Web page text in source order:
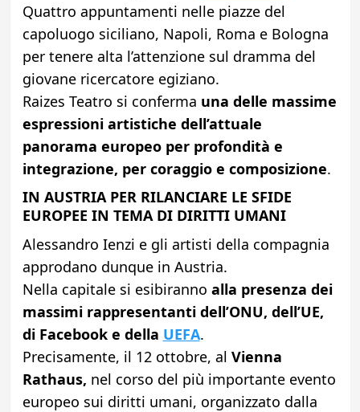
Quattro appuntamenti nelle piazze del
capoluogo siciliano, Napoli, Roma e Bologna
per tenere alta l’attenzione sul dramma del
giovane ricercatore egiziano.
Raizes Teatro si conferma una delle massime
espressioni artistiche dell’attuale
panorama europeo per profondità e
integrazione, per coraggio e composizione.
IN AUSTRIA PER RILANCIARE LE SFIDE
EUROPEE IN TEMA DI DIRITTI UMANI
Alessandro Ienzi e gli artisti della compagnia
approdano dunque in Austria.
Nella capitale si esibiranno alla presenza dei
massimi rappresentanti dell’ONU, dell’UE,
di Facebook e della UEFA.
Precisamente, il 12 ottobre, al Vienna
Rathaus, nel corso del più importante evento
europeo sui diritti umani, organizzato dalla